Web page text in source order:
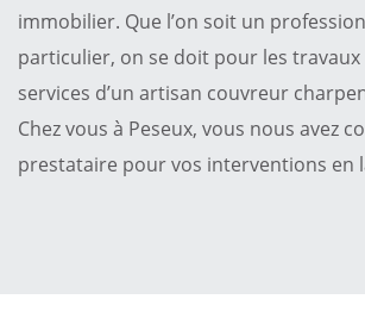
immobilier. Que l’on soit un
particulier, on se doit pour les
services d’un artisan couvreur
Chez vous à Peseux, vous nous avez
prestataire pour vos interventions en